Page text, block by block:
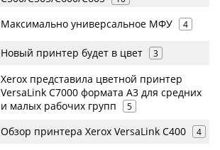
Максимально универсальное МФУ 4
Новый принтер будет в цвет 3
Xerox представила цветной принтер
VersaLink C7000 формата A3 для средних
и малых рабочих групп
5
Обзор принтера Xerox VersaLink C400 4